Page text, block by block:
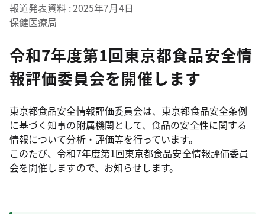
報道発表資料 2025年7月4日
保健医療局
令和7年度第1回東京都食品安全情
報評価委員会を開催します
東京都食品安全情報評価委員会は、東京都食品安全条例
に基づく知事の附属機関として、食品の安全性に関する
情報について分析・評価等を行っています。
このたび、令和7年度第1回東京都食品安全情報評価委員
会を開催しますので、お知らせします。